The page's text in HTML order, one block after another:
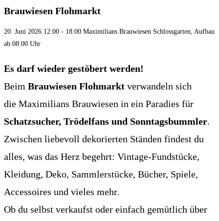
Brauwiesen Flohmarkt
20. Juni 2026 12:00 - 18:00 Maximilians Brauwiesen Schlossgarten, Aufbau
ab 08:00 Uhr
Es darf wieder gestöbert werden!
Beim Brauwiesen Flohmarkt verwandeln sich
die Maximilians Brauwiesen in ein Paradies für
Schatzsucher, Trödelfans und Sonntagsbummler.
Zwischen liebevoll dekorierten Ständen findest du
alles, was das Herz begehrt: Vintage-Fundstücke,
Kleidung, Deko, Sammlerstücke, Bücher, Spiele,
Accessoires und vieles mehr.
Ob du selbst verkaufst oder einfach gemütlich über